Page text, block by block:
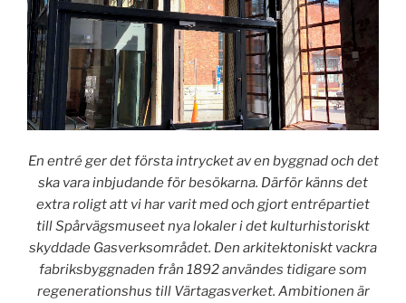
En entré ger det första intrycket av en byggnad och det
ska vara inbjudande för besökarna. Därför känns det
extra roligt att vi har varit med och gjort entrépartiet
till Spårvägsmuseet nya lokaler i det kulturhistoriskt
skyddade Gasverksområdet. Den arkitektoniskt vackra
fabriksbyggnaden från 1892 användes tidigare som
regenerationshus till Värtagasverket. Ambitionen är